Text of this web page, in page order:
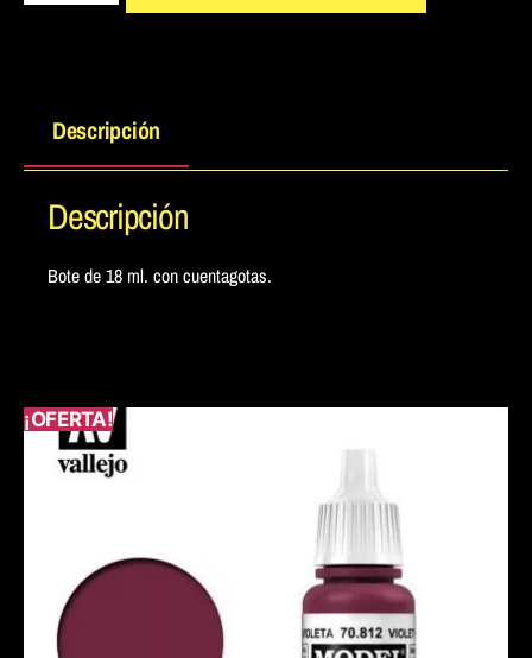
¡OFERTA!
Descripción
Descripción
Bote de 18 ml. con cuentagotas.